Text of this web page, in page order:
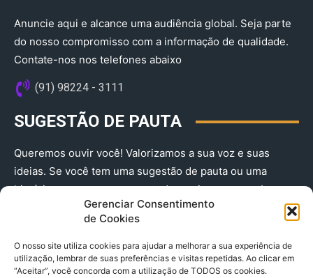
Gerenciar Consentimento
de Cookies
O nosso site utiliza cookies para ajudar a melhorar a sua experiência de
utilização, lembrar de suas preferências e visitas repetidas. Ao clicar em
“Aceitar”, você concorda com a utilização de TODOS os cookies.
Anuncie aqui e alcance uma audiência global. Seja parte
do nosso compromisso com a informação de qualidade.
Contate-nos nos telefones abaixo
(91) 98224 - 3111
SUGESTÃO DE PAUTA
Queremos ouvir você! Valorizamos a sua voz e suas
ideias. Se você tem uma sugestão de pauta ou uma
história que merece ser contada, envie-nos agora!
(91) 98224 - 3111